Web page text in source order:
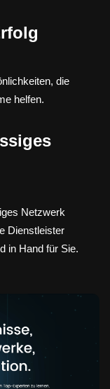
die
helfen.
Netzwerk
Dienstleister
in Hand für Sie.